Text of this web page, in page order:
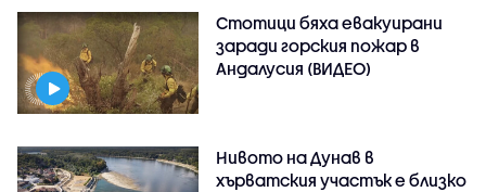
Стотици бяха евакуирани
заради горския пожар в
Андалусия (ВИДЕО)
Нивото на Дунав в
хърватския участък е близко